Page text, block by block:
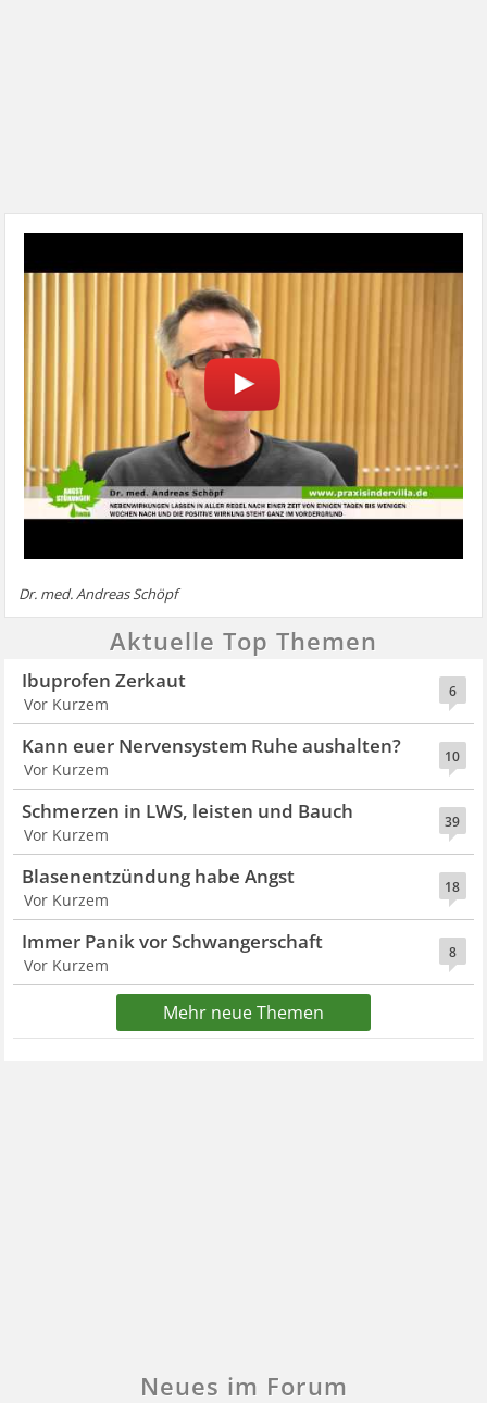
Dr. med. Andreas Schöpf
Aktuelle Top Themen
6
Ibuprofen Zerkaut
Vor Kurzem
10
Kann euer Nervensystem Ruhe aushalten?
Vor Kurzem
39
Schmerzen in LWS, leisten und Bauch
Vor Kurzem
18
Blasenentzündung habe Angst
Vor Kurzem
8
Immer Panik vor Schwangerschaft
Vor Kurzem
Mehr neue Themen
Neues im Forum